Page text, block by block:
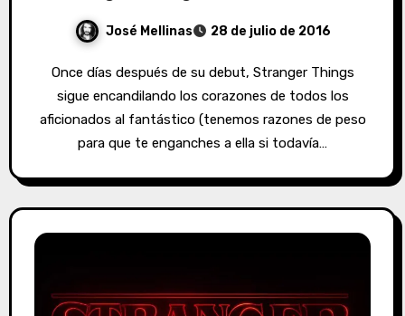
José Mellinas 28 de julio de 2016
Once días después de su debut, Stranger Things
sigue encandilando los corazones de todos los
aficionados al fantástico (tenemos razones de peso
para que te enganches a ella si todavía…